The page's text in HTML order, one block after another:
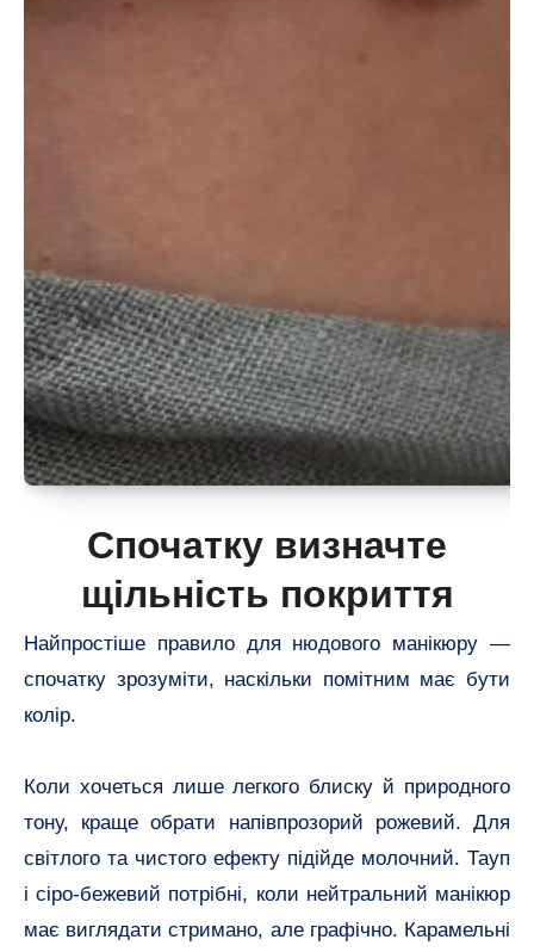
Спочатку визначте
щільність покриття
Найпростіше правило для нюдового манікюру —
спочатку зрозуміти, наскільки помітним має бути
колір.
Коли хочеться лише легкого блиску й природного
тону, краще обрати напівпрозорий рожевий. Для
світлого та чистого ефекту підійде молочний. Тауп
і сіро-бежевий потрібні, коли нейтральний манікюр
має виглядати стримано, але графічно. Карамельні